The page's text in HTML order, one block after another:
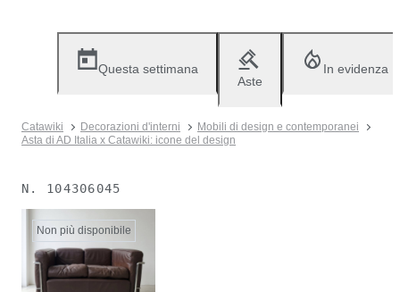
Questa settimana
Aste
In evidenza
Catawiki Decorazioni d'interni
Mobili di design e contemporanei
Asta di AD Italia x Catawiki: icone del design
N. 104306045
Non più disponibile